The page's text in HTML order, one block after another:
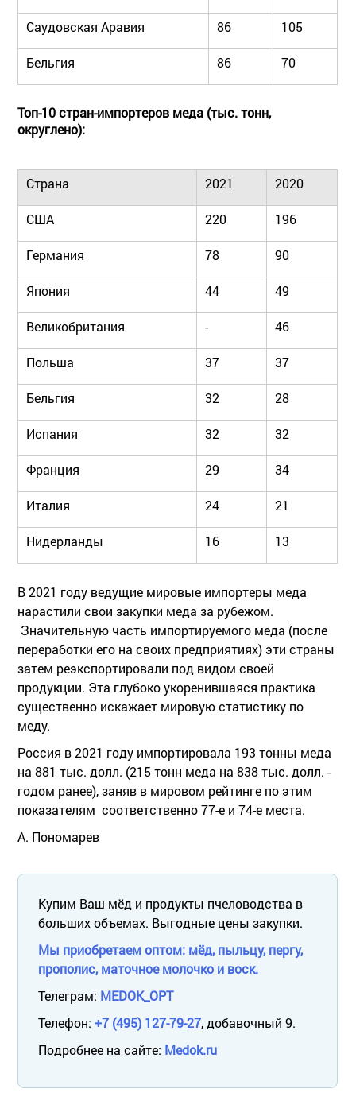
Саудовская Аравия 86 105
Бельгия 86 70
Топ-10 стран-импортеров меда (тыс. тонн,
округлено):
Страна 2021 2020
США 220 196
Германия 78 90
Япония 44 49
Великобритания - 46
Польша 37 37
Бельгия 32 28
Испания 32 32
Франция 29 34
Италия 24 21
Нидерланды 16 13
В 2021 году ведущие мировые импортеры меда
нарастили свои закупки меда за рубежом.
Значительную часть импортируемого меда (после
переработки его на своих предприятиях) эти страны
затем реэкспортировали под видом своей
продукции. Эта глубоко укоренившаяся практика
существенно искажает мировую статистику по
меду.
Россия в 2021 году импортировала 193 тонны меда
на 881 тыс. долл. (215 тонн меда на 838 тыс. долл. -
годом ранее), заняв в мировом рейтинге по этим
показателям соответственно 77-е и 74-е места.
А. Пономарев
Купим Ваш мёд и продукты пчеловодства в
больших объемах. Выгодные цены закупки.
Мы приобретаем оптом: мёд, пыльцу, пергу,
прополис, маточное молочко и воск.
Телеграм: MEDOK_OPT
Телефон: +7 (495) 127-79-27, добавочный 9.
Подробнее на сайте: Medok.ru